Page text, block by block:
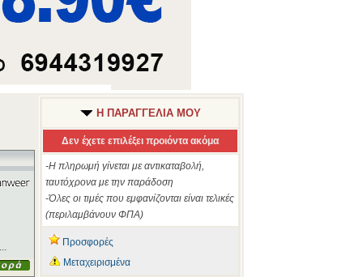
Η ΠΑΡΑΓΓΕΛΙΑ ΜΟΥ
Δεν έχετε επιλέξει προιόντα ακόμα
-Η πληρωμή γίνεται με αντικαταβολή,
ταυτόχρονα με την παράδοση
-Όλες οι τιμές που εμφανίζονται είναι τελικές
(περιλαμβάνουν ΦΠΑ)
Προσφορές
Μεταχειρισμένα